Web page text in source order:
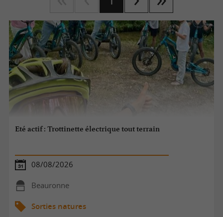
Eté actif : Trottinette électrique tout terrain
08/08/2026
Beauronne
Sorties natures